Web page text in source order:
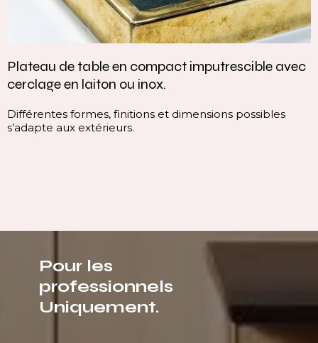
Plateau de table en compact imputrescible avec
cerclage en laiton ou inox.
Différentes formes, finitions et dimensions possibles
s’adapte aux extérieurs.
Pour les
professionnels
Uniquement.